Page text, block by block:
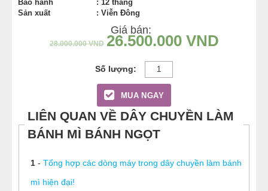
Bảo hành
: 12 tháng
Sản xuất
: Viễn Đông
Giá bán:
28.000.000VND 26.500.000 VND
MUA NGAY
LIÊN QUAN VỀ DÂY CHUYỀN LÀM
BÁNH MÌ BÁNH NGỌT
1- Tổng hợp các dòng máy trong dây chuyền làm bánh
mì hiện đại!